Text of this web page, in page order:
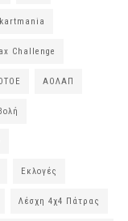
kartmania
Challenge
ΑΟΛΑΠ
Εκλογές
Λέσχη 4χ4 Πάτρας